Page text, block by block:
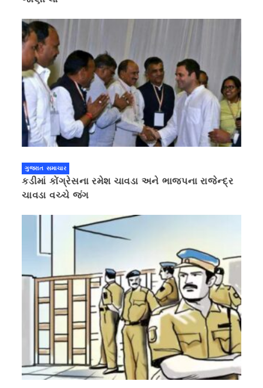
ગુજરાત સમાચાર
કડીમાં કોંગ્રેસના રમેશ ચાવડા અને ભાજપના રાજેન્દ્ર
ચાવડા વચ્ચે જંગ